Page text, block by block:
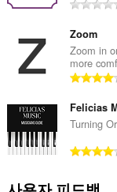
Zoom
Zoom in
more
Felicias
Turning